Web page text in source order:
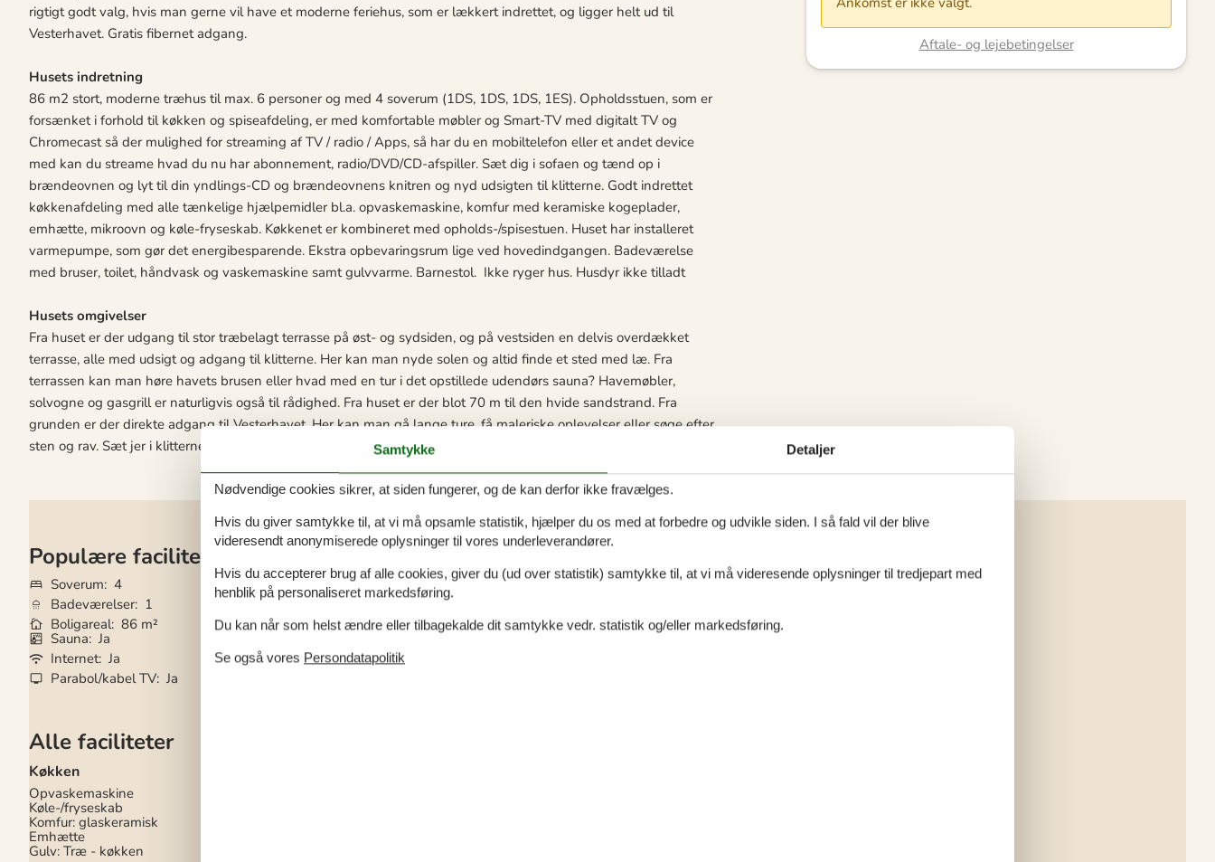
rigtigt godt valg, hvis man gerne vil have et moderne feriehus, som er lækkert indrettet, og ligger helt ud til
Vesterhavet. Gratis fibernet adgang.
Husets indretning
86 m2 stort, moderne træhus til max. 6 personer og med 4 soverum (1DS, 1DS, 1DS, 1ES). Opholdsstuen, som er
forsænket i forhold til køkken og spiseafdeling, er med komfortable møbler og Smart-TV med digitalt TV og
Chromecast så der mulighed for streaming af TV / radio / Apps, så har du en mobiltelefon eller et andet device
med kan du streame hvad du nu har abonnement, radio/DVD/CD-afspiller. Sæt dig i sofaen og tænd op i
brændeovnen og lyt til din yndlings-CD og brændeovnens knitren og nyd udsigten til klitterne. Godt indrettet
køkkenafdeling med alle tænkelige hjælpemidler bl.a. opvaskemaskine, komfur med keramiske kogeplader,
emhætte, mikroovn og køle-fryseskab. Køkkenet er kombineret med opholds-/spisestuen. Huset har installeret
varmepumpe, som gør det energibesparende. Ekstra opbevaringsrum lige ved hovedindgangen. Badeværelse
med bruser, toilet, håndvask og vaskemaskine samt gulvvarme. Barnestol. Ikke ryger hus. Husdyr ikke tilladt
Husets omgivelser
Fra huset er der udgang til stor træbelagt terrasse på øst- og sydsiden, og på vestsiden en delvis overdækket
terrasse, alle med udsigt og adgang til klitterne. Her kan man nyde solen og altid finde et sted med læ. Fra
terrassen kan man høre havets brusen eller hvad med en tur i det opstillede udendørs sauna? Havemøbler,
solvogne og gasgrill er naturligvis også til rådighed. Fra huset er der blot 70 m til den hvide sandstrand. Fra
grunden er der direkte adgang til Vesterhavet. Her kan man gå lange ture, få maleriske oplevelser eller søge efter
sten og rav. Sæt jer i klitterne og nyd solnedgangen over Vesterhavet. Bedre bliver det ikke
Populære faciliteter
Soverum 4
Badeværelser 1
Boligareal 86 m²
Grundareal
1.200 m²
Tilbyder miniferie
Nej
Afstand vand 70 m
Sauna Ja
Internet Ja
Parabol/kabel TV Ja
Vaskemaskine Ja
Alle faciliteter
Køkken
Opvaskemaskine
Køle-/fryseskab
Komfur: glaskeramisk
Emhætte
Gulv: Træ - køkken
Aftale- og lejebetingelser
Samtykke Detaljer
Nødvendige cookies sikrer, at siden fungerer, og de kan derfor ikke fravælges.
Hvis du giver samtykke til, at vi må opsamle statistik, hjælper du os med at forbedre og udvikle siden. I så fald vil der blive
videresendt anonymiserede oplysninger til vores underleverandører.
Hvis du accepterer brug af alle cookies, giver du (ud over statistik) samtykke til, at vi må videresende oplysninger til tredjepart med
henblik på personaliseret markedsføring.
Du kan når som helst ændre eller tilbagekalde dit samtykke vedr. statistik og/eller markedsføring.
Se også vores Persondatapolitik